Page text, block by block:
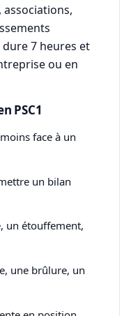
associations,
7 heures et
ou en
PSC1
face à un
un bilan
un étouffement,
une brûlure, un